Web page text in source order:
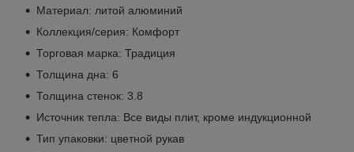
Материал: литой алюминий
Коллекция/серия: Комфорт
Торговая марка: Традиция
Толщина дна: 6
Толщина стенок: 3.8
Источник тепла: Все виды плит, кроме индукционной
Тип упаковки: цветной рукав